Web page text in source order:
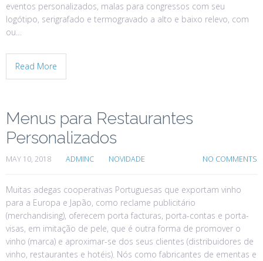
eventos personalizados, malas para congressos com seu
logótipo, serigrafado e termogravado a alto e baixo relevo, com
ou…
Read More
Menus para Restaurantes
Personalizados
MAY 10, 2018 ADMINC NOVIDADE NO COMMENTS
Muitas adegas cooperativas Portuguesas que exportam vinho
para a Europa e Japão, como reclame publicitário
(merchandising), oferecem porta facturas, porta-contas e porta-
visas, em imitação de pele, que é outra forma de promover o
vinho (marca) e aproximar-se dos seus clientes (distribuidores de
vinho, restaurantes e hotéis). Nós como fabricantes de ementas e